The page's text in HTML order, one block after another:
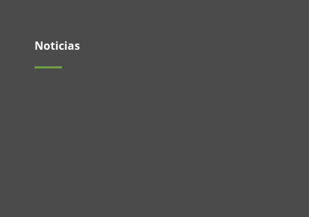
Noticias